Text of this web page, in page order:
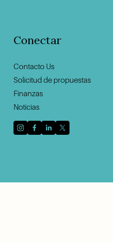
Conectar
Contacto Us
Solicitud de propuestas
Finanzas
Noticias
para recibir